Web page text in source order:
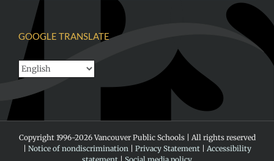
GOOGLE TRANSLATE
Copyright 1996-2026 Vancouver Public Schools | All rights reserved
Notice of nondiscrimination Privacy Statement| Accessibility